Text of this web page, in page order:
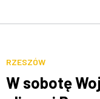
RZESZÓW
W sobotę